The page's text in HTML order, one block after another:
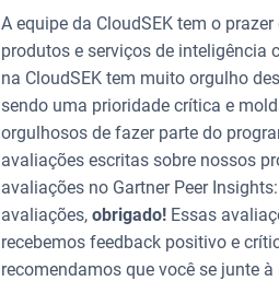
A equipe da CloudSEK tem o
produtos e serviços de inteligência
na CloudSEK tem muito orgulho
sendo uma prioridade crítica e
orgulhosos de fazer parte do
avaliações escritas sobre nossos
avaliações no Gartner Peer Insights:
avaliações, obrigado! Essas
recebemos feedback positivo e
recomendamos que você se junte